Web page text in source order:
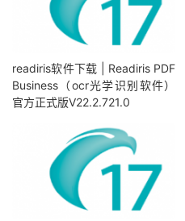
readiris软件下载 | Readiris PDF
Business（ocr光学识别软件）
官方正式版V22.2.721.0